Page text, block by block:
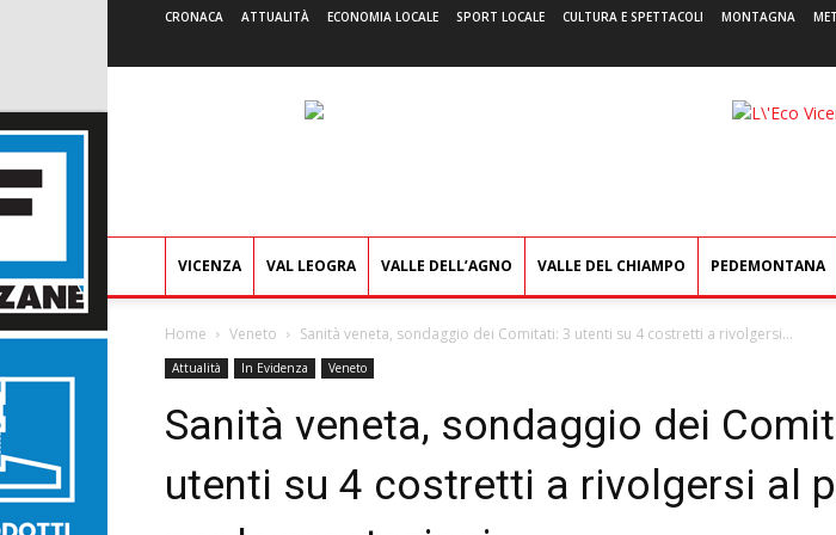
CRONACA ATTUALITÀ ECONOMIA LOCALE SPORT LOCALE CULTURA E SPETTACOLI MONTAGNA
VICENZA VAL LEOGRA VALLE DELL’AGNO VALLE DEL CHIAMPO PEDEMONTANA
Home Veneto Sanità veneta, sondaggio dei Comitati: 3 utenti su 4 costretti a rivolgersi...
Attualità In Evidenza Veneto
Sanità veneta, sondaggio dei
utenti su 4 costretti a rivolgersi al